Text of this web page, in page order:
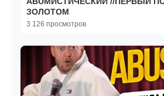
ЗОЛОТОМ
3 126 просмотров